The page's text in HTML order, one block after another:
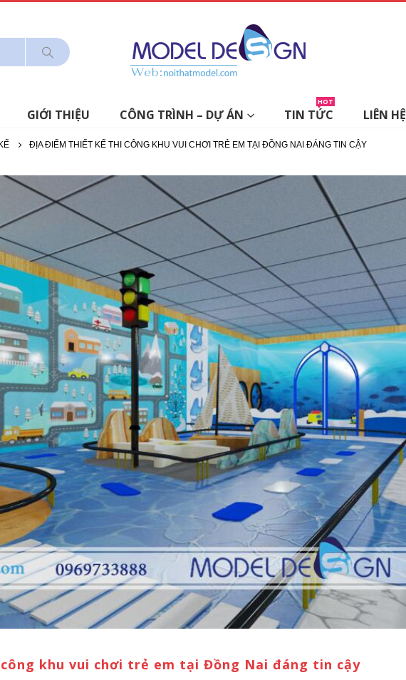
GIỚI THIỆU CÔNG TRÌNH – DỰ ÁN TIN TỨC
HOT
LIÊN HỆ
ĐỊA ĐIỂM THIẾT KẾ THI CÔNG KHU VUI CHƠI TRẺ EM TẠI ĐỒNG NAI ĐÁNG TIN CẬY
khu vui chơi trẻ em tại Đồng Nai đáng tin cậy